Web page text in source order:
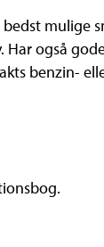
mulige
også
benzin-